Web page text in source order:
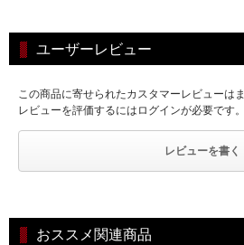
ユーザーレビュー
この商品に寄せられたカスタマーレビューは
レビューを評価するにはログインが必要です。
レビューを書く
おススメ関連商品